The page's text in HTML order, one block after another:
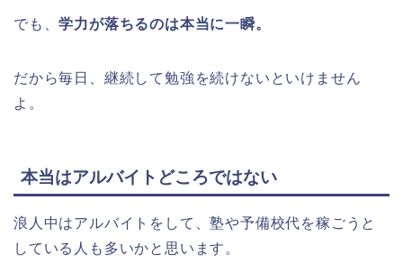
でも、学力が落ちるのは本当に一瞬。
だから毎日、継続して勉強を続けないといけません
よ。
本当はアルバイトどころではない
浪人中はアルバイトをして、塾や予備校代を稼ごうと
している人も多いかと思います。